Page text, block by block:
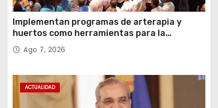
Implementan programas de arterapia y
huertos como herramientas para la
recuperación y la inclusión social
Ago 7, 2026
ACTUALIDAD